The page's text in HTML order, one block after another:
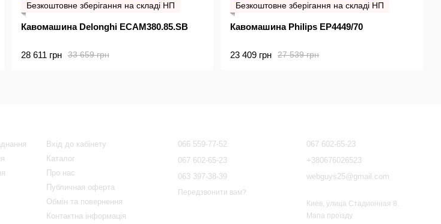
Безкоштовне зберігання на складі НП
Кавомашина Delonghi ECAM380.85.SB
33 659 грн
28 611 грн
Безкоштовне зберігання на складі НП
Кавомашина Philips EP4449/70
27 539 грн
23 409 грн
Вхід до кабінету
Каталог
Про нас
Публичная оферта
Обмін та повернення
Контактна інформація
066 559-77-52
067 602-65-23
063 397-38-39
Передзвонити вам?
067 602-65-23
+380676026523
webguys25@gmail.com
Киев, улица Стадионная 8.
Мапа проїзду